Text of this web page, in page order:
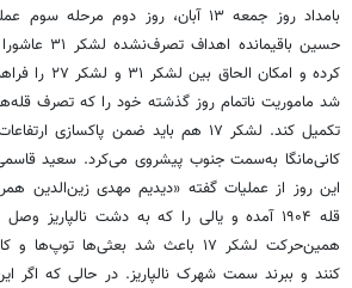
حسین
تکمیل کند. لشکر ۱۷ هم باید ضمن
این روز از عملیات گفته «دیدیم مهدی زین‌الدین
قله ۱۹۰۴ آمده و یالی را که به دشت
همین‌حرکت لشکر ۱۷ باعث شد بعثی‌ها
کنند و ببرند سمت شهرک نالپاریز. در حالی که اگر